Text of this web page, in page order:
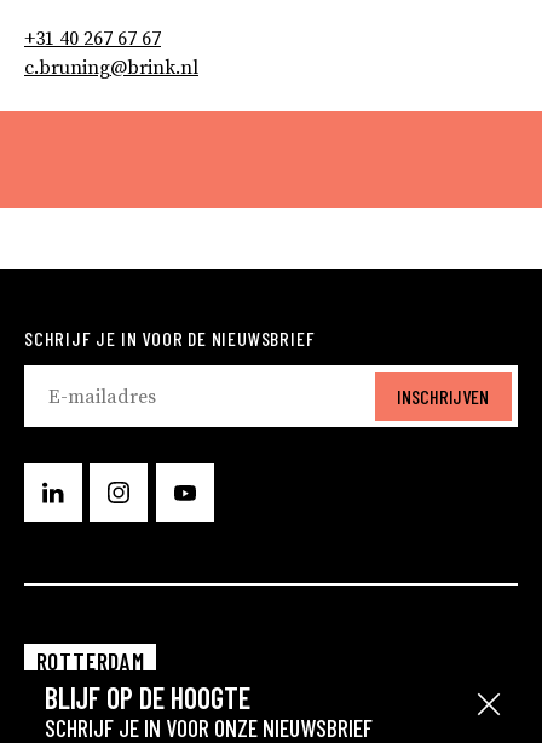
Sluit
BLIJF OP DE HOOGTE
SCHRIJF JE IN VOOR ONZE NIEUWSBRIEF
+31 40 267 67 67
c.bruning@brink.nl
SCHRIJF JE IN VOOR DE NIEUWSBRIEF
INSCHRIJVEN
ROTTERDAM
EINDHOVEN